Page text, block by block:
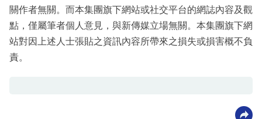
關作者無關。而本集團旗下網站或社交平台的網誌內容及觀
點，僅屬筆者個人意見，與新傳媒立場無關。本集團旗下網
站對因上述人士張貼之資訊內容所帶來之損失或損害概不負
責。